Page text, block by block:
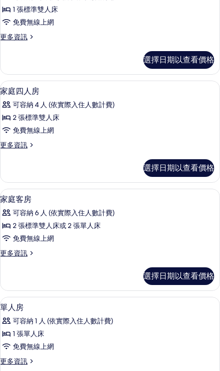
選
條
雙
人
的
有
相
片
1 張標準雙人床
免費無線上網
更多資訊
更
房
的
詳
情
選擇日期以查看價格
顯
示
家
庭
人
的
所
有
相
片
家庭四人房 | 書桌、隔音、免費無線上
9
家庭四人房
可容納 4 人 (依實際入住人數計費)
2 張標準雙人床
免費無線上網
更多資訊
更
四
人
房
的
詳
情
選擇日期以查看價格
顯
示
家
庭
房
所
有
相
片
7
家庭客房
可容納 6 人 (依實際入住人數計費)
2 張標準雙人床或 2 張單人床
免費無線上網
更多資訊
更
客
房
的
情
選擇日期以查看價格
顯
示
單
人
的
8
單人房
可容納 1 人 (依實際入住人數計費)
1 張單人床
免費無線上網
更多資訊
更